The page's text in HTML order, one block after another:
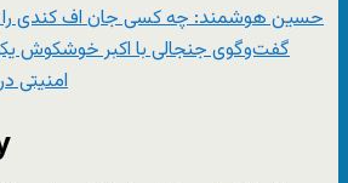
حسین هوشمند: چه کسی جان اف کندی
گفت‌وگوی جنجالی با اکبر خوشکوش
امنیتی